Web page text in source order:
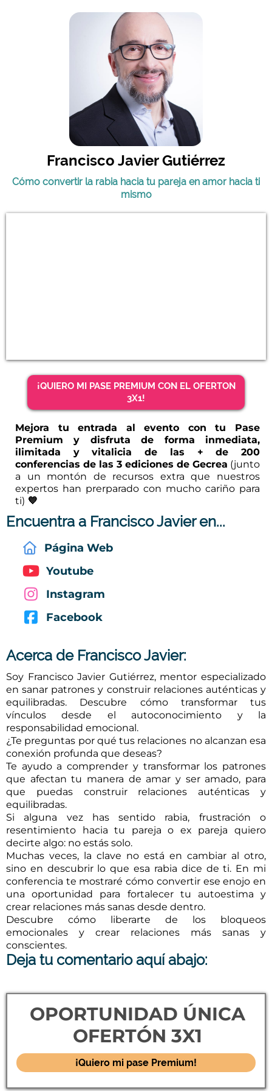
Francisco Javier Gutiérrez
Cómo convertir la rabia hacia tu pareja en amor hacia ti
mismo
¡QUIERO MI PASE PREMIUM CON EL OFERTON
3X1!
Mejora tu entrada al evento con tu Pase
Premium y disfruta de forma inmediata,
ilimitada y vitalicia de las + de 200
conferencias de las 3 ediciones de Gecrea (junto
a un montón de recursos extra que nuestros
expertos han prerparado con mucho cariño para
ti) 💙
Encuentra a Francisco Javieren...
Página Web
Youtube
Instagram
Facebook
Acerca de Francisco Javier:
Soy Francisco Javier Gutiérrez, mentor especializado
en sanar patrones y construir relaciones auténticas y
equilibradas. Descubre cómo transformar tus
vínculos desde el autoconocimiento y la
responsabilidad emocional.
¿Te preguntas por qué tus relaciones no alcanzan esa
conexión profunda que deseas?
Te ayudo a comprender y transformar los patrones
que afectan tu manera de amar y ser amado, para
que puedas construir relaciones auténticas y
equilibradas.
Si alguna vez has sentido rabia, frustración o
resentimiento hacia tu pareja o ex pareja quiero
decirte algo: no estás solo.
Muchas veces, la clave no está en cambiar al otro,
sino en descubrir lo que esa rabia dice de ti. En mi
conferencia te mostraré cómo convertir ese enojo en
una oportunidad para fortalecer tu autoestima y
crear relaciones más sanas desde dentro.
Descubre cómo liberarte de los bloqueos
emocionales y crear relaciones más sanas y
conscientes.
Deja tu comentario aquí abajo:
OPORTUNIDAD ÚNICA
OFERTÓN 3X1
¡Quiero mi pase Premium!